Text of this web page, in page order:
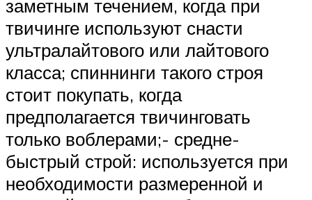
заметным течением, когда при
твичинге используют снасти
ультралайтового или лайтового
класса; спиннинги такого строя
стоит покупать, когда
предполагается твичинговать
только воблерами;- средне-
быстрый строй: используется при
необходимости размеренной и